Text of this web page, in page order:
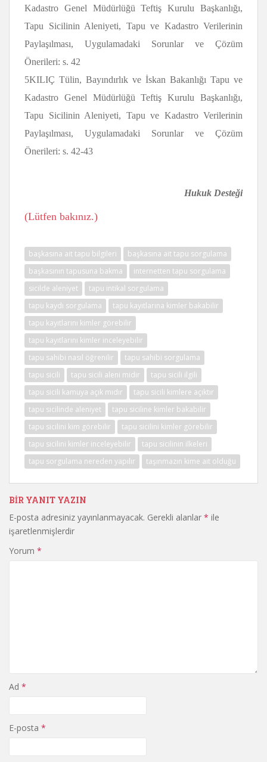
Kadastro Genel Müdürlüğü Teftiş Kurulu Başkanlığı,
Tapu Sicilinin Aleniyeti, Tapu ve Kadastro Verilerinin
Paylaşılması, Uygulamadaki Sorunlar ve Çözüm
Önerileri: s. 42
5KILIÇ Tülin, Bayındırlık ve İskan Bakanlığı Tapu ve
Kadastro Genel Müdürlüğü Teftiş Kurulu Başkanlığı,
Tapu Sicilinin Aleniyeti, Tapu ve Kadastro Verilerinin
Paylaşılması, Uygulamadaki Sorunlar ve Çözüm
Önerileri: s. 42-43
Hukuk Desteği
(Lütfen bakınız.)
başkasına ait tapu bilgileri
başkasına ait tapu sorgulama
başkasının tapusuna bakma
internetten tapu sorgulama
sicilde aleniyet
tapu intikal sorgulama
tapu kaydı sorgulama
tapu kayıtlarına kimler bakabilir
tapu kayıtlarını kimler görebilir
tapu kayıtlarını kimler inceleyebilir
tapu sahibi nasıl öğrenilir
tapu sahibi sorgulama
tapu sicili
tapu sicili aleni midir
tapu sicili ilgili
tapu sicili kamuya açık mıdır
tapu sicili kimlere açıktır
tapu sicilinde aleniyet
tapu siciline kimler bakabilir
tapu sicilini kim görebilir
tapu sicilini kimler görebilir
tapu sicilini kimler inceleyebilir
tapu sicilinin ilkeleri
tapu sorgulama nereden yapılır
taşınmazın kime ait olduğu
BIR YANIT YAZIN
E-posta adresiniz yayınlanmayacak. Gerekli alanlar * ile
işaretlenmişlerdir
Yorum *
Ad *
E-posta *